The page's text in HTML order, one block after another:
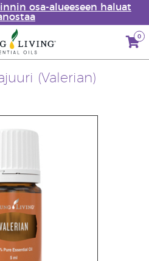
osa-alueeseen haluat
0
(Valerian)